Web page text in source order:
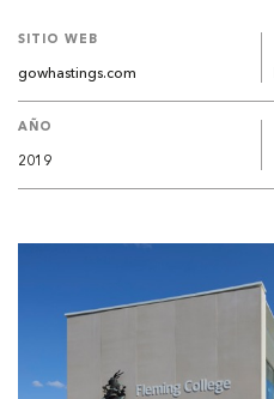
SITIO WEB
gowhastings.com
AÑO
2019